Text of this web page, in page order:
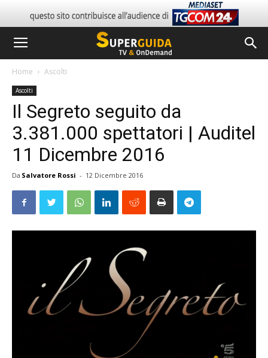
Home Ascolti
Ascolti
Il Segreto seguito da
3.381.000 spettatori | Auditel
11 Dicembre 2016
Da Salvatore Rossi - 12 Dicembre 2016